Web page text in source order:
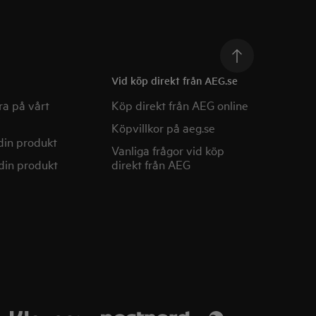
på vårt
produkt
produkt
Vid köp direkt från AEG.se
Köp direkt från AEG online
Köpvillkor på aeg.se
Vanliga frågor vid köp
direkt från AEG